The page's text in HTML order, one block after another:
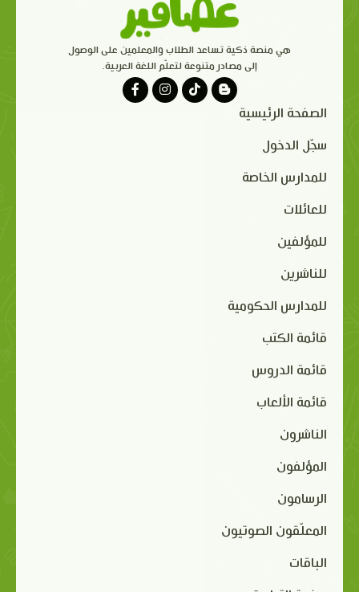
هي منصة ذكية تساعد الطلاب والمعلمين على الوصول
إلى مصادر متنوعة لتعلّم اللغة العربية.
الصفحة الرئيسية
سجّل الدخول
للمدارس الخاصة
للعائلات
للمؤلفين
للناشرين
للمدارس الحكومية
قائمة الكتب
قائمة الدروس
قائمة الألعاب
الناشرون
المؤلفون
الرسامون
المعلّقون الصوتيون
الباقات